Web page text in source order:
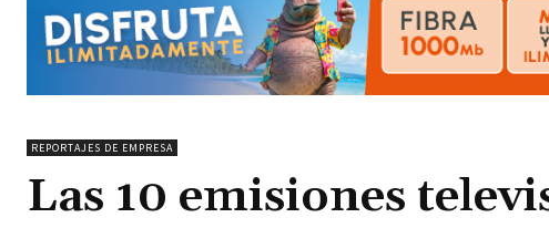
REPORTAJES DE EMPRESA
Las 10 emisiones